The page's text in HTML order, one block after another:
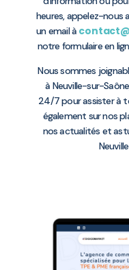
heures, appelez-nous
un email à
notre formulaire en
Nous sommes
à Neuville-sur-
24/7 pour assister à
également sur nos
nos actualités et